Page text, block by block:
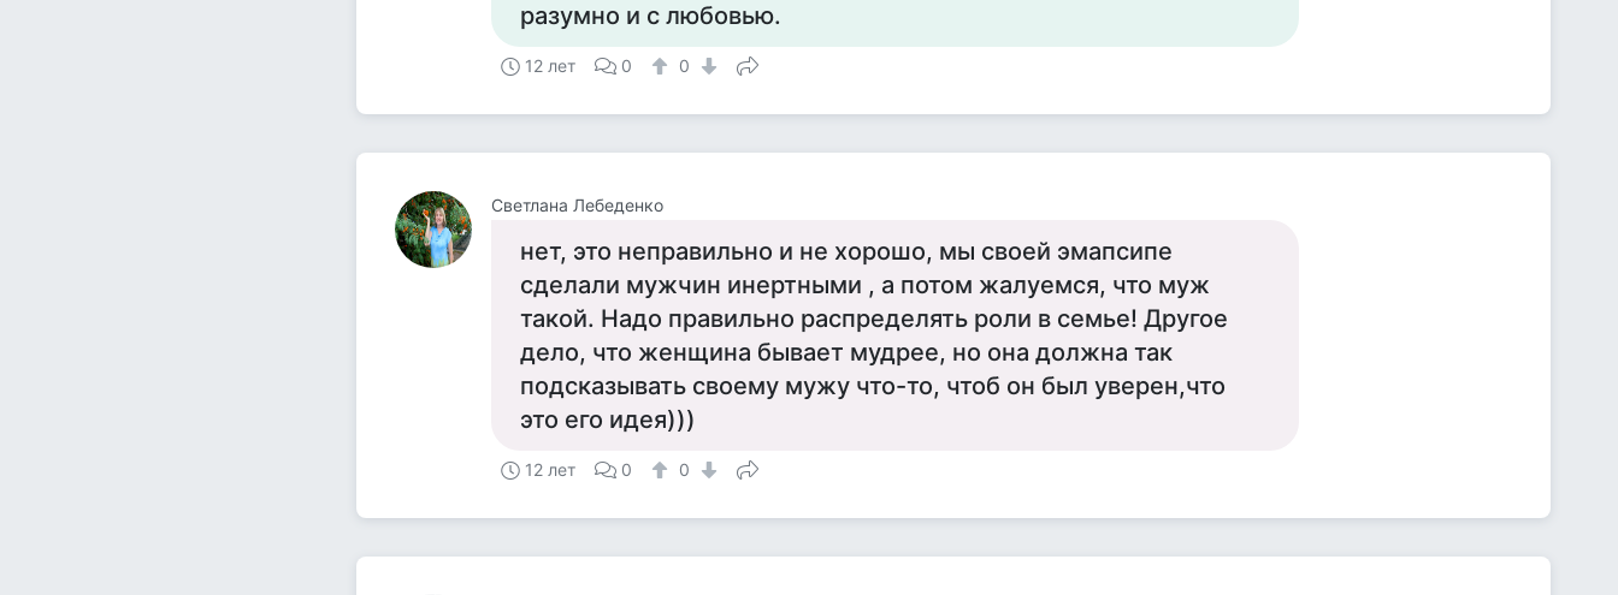
разумно и с любовью.
12 лет 0 0
Светлана Лебеденко
нет, это неправильно и не хорошо, мы своей эмапсипе
сделали мужчин инертными , а потом жалуемся, что муж
такой. Надо правильно распределять роли в семье! Другое
дело, что женщина бывает мудрее, но она должна так
подсказывать своему мужу что-то, чтоб он был уверен,что
это его идея)))
12 лет 0 0